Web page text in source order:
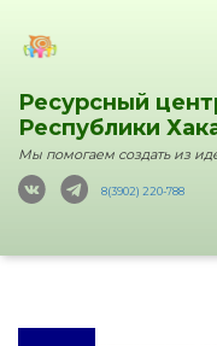
Ресурсный
Республики
Мы помогаем создать из
8(3902) 220-788